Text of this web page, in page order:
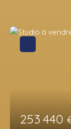
253 440